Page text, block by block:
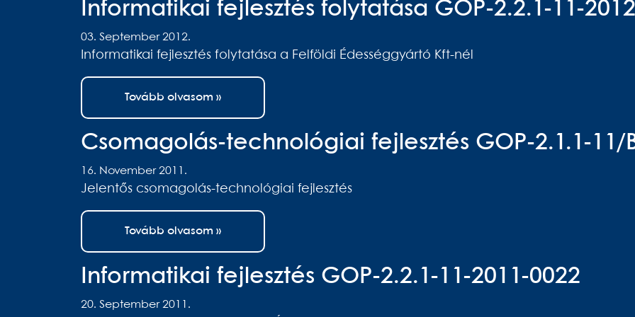
Informatikai fejlesztés folytatása GOP-2.2.1-11-
03. September 2012.
Informatikai fejlesztés folytatása a Felföldi Édességgyártó Kft-nél
Tovább olvasom »
Csomagolás-technológiai fejlesztés GOP-2.1.1-11/
16. November 2011.
Jelentős csomagolás-technológiai fejlesztés
Tovább olvasom »
Informatikai fejlesztés GOP-2.2.1-11-2011-0022
20. September 2011.